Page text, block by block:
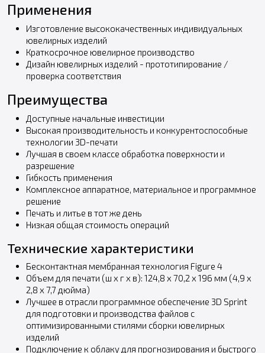
Применения
Изготовление высококачественных индивидуальных
ювелирных изделий
Краткосрочное ювелирное производство
Дизайн ювелирных изделий - прототипирование /
проверка соответствия
Преимущества
Доступные начальные инвестиции
Высокая производительность и конкурентоспособные
технологии 3D-печати
Лучшая в своем классе обработка поверхности и
разрешение
Гибкость применения
Комплексное аппаратное, материальное и программное
решение
Печать и литье в тот же день
Низкая общая стоимость операций
Технические характеристики
Бесконтактная мембранная технология Figure 4
Объем для печати (ш х г х в): 124,8 х 70,2 х 196 мм (4,9 х
2,8 х 7,7 дюйма)
Лучшее в отрасли программное обеспечение 3D Sprint
для подготовки и производства файлов с
оптимизированными стилями сборки ювелирных
изделий
Подключение к облаку для прогнозирования и быстрого